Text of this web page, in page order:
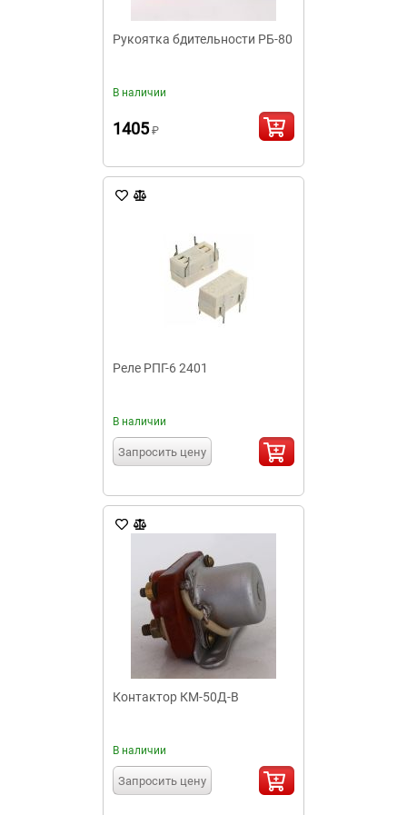
Рукоятка бдительности РБ-80
В наличии
1405 ₽
Реле РПГ-6 2401
В наличии
Запросить цену
Контактор КМ-50Д-В
В наличии
Запросить цену